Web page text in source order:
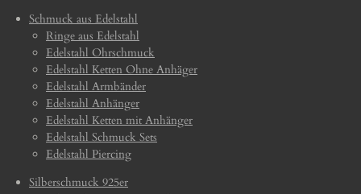
Schmuck aus Edelstahl
Ringe aus Edelstahl
Edelstahl Ohrschmuck
Edelstahl Ketten Ohne Anhäger
Edelstahl Armbänder
Edelstahl Anhänger
Edelstahl Ketten mit Anhänger
Edelstahl Schmuck Sets
Edelstahl Piercing
Silberschmuck 925er